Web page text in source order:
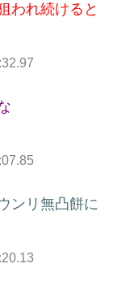
われ続けると
ンリ無凸餅に